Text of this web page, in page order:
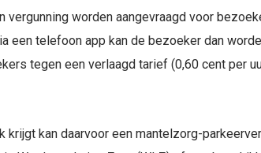
vergunning worden aangevraagd voor
een telefoon app kan de bezoeker dan
tegen een verlaagd tarief (0,60 cent per
kan daarvoor een mantelzorg-